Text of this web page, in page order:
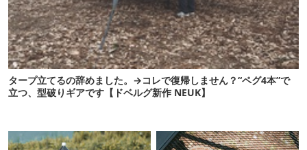
タープ立てるの辞めました。→コレで復帰しません？“ペグ4本”で
立つ、型破りギアです【ドベルグ新作 NEUK】